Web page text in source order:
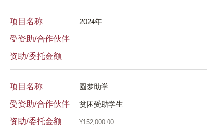
项目名称 2024年
受资助/合作伙伴
资助/委托金额
项目名称 圆梦助学
受资助/合作伙伴 贫困受助学生
资助/委托金额 ¥152,000.00